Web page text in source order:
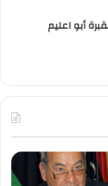
أبو اعليم